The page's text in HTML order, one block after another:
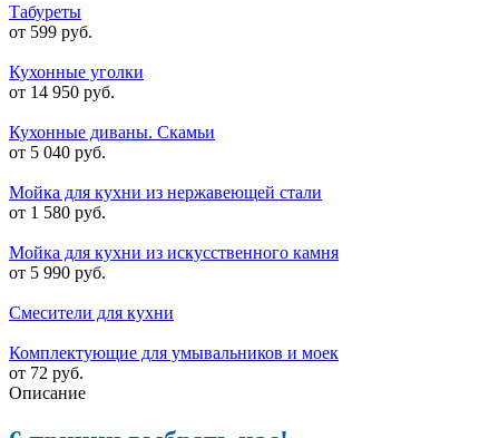
Табуреты
от 599 руб.
Кухонные уголки
от 14 950 руб.
Кухонные диваны. Скамьи
от 5 040 руб.
Мойка для кухни из нержавеющей стали
от 1 580 руб.
Мойка для кухни из искусственного камня
от 5 990 руб.
Смесители для кухни
Комплектующие для умывальников и моек
от 72 руб.
Описание